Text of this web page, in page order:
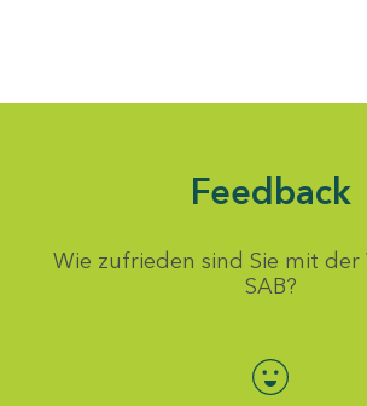
Feedback
Wie zufrieden sind Sie mit der
SAB?
Bewertung